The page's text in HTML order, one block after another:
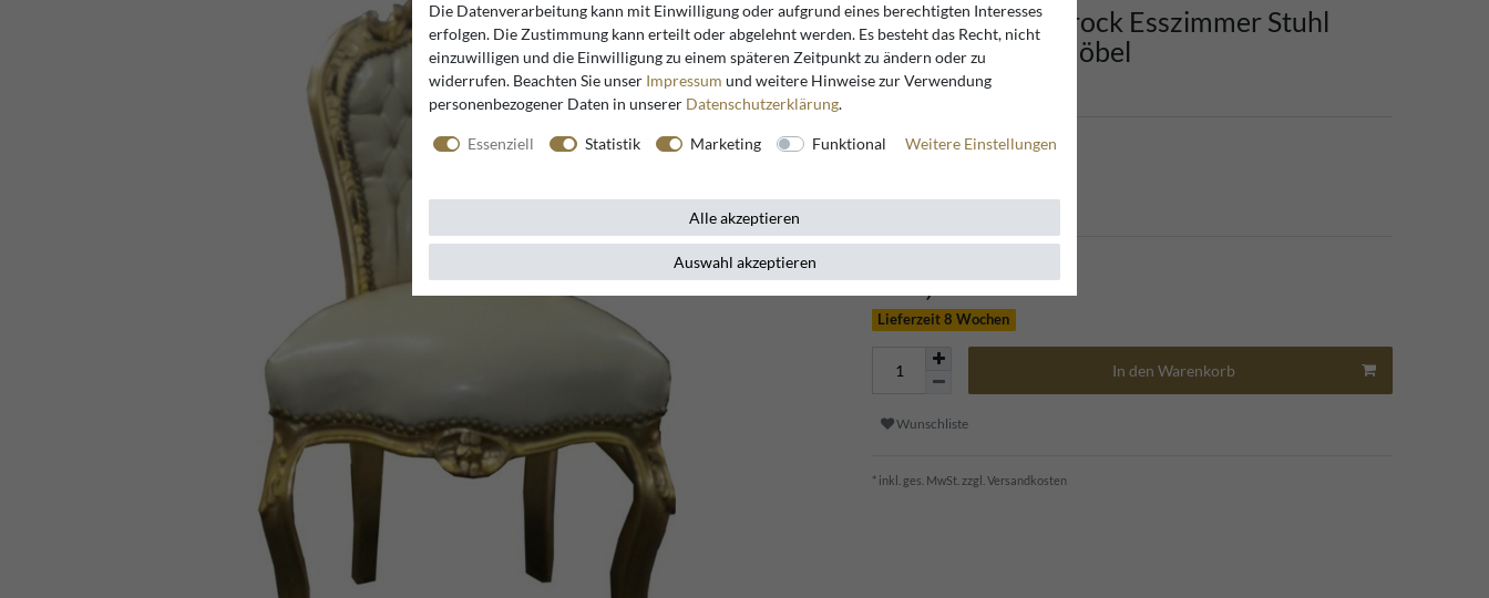
Casa Padrino Barock Esszimmer Stuhl
Creme / Gold - Möbel
Artikelnummer254
169,95 EUR*
Lieferzeit 8 Wochen
In den Warenkorb
Wunschliste
* inkl. ges. MwSt. zzgl. Versandkosten
Die Datenverarbeitung kann mit Einwilligung oder aufgrund eines berechtigten Interesses
erfolgen. Die Zustimmung kann erteilt oder abgelehnt werden. Es besteht das Recht, nicht
einzuwilligen und die Einwilligung zu einem späteren Zeitpunkt zu ändern oder zu
widerrufen. Beachten Sie unser Impressum und weitere Hinweise zur Verwendung
personenbezogener Daten in unserer Daten­schutz­erklärung.
Essenziell Statistik Marketing Funktional Weitere Einstellungen
Alle akzeptieren
Auswahl akzeptieren